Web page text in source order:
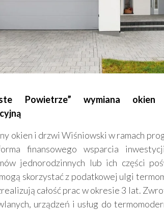
Powietrze” wymiana
okien i drzwi Wiśniowski w ramach
finansowego wsparcia
jednorodzinnych lub ich części
skorzystać z podatkowej ulgi
całość prac w okresie 3 lat.
urządzeń i usług do